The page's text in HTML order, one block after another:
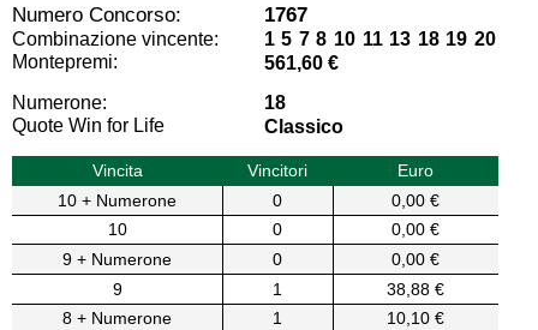
Numero Concorso: 1767
Combinazione vincente:
1 5 7 8 10 11 13 18 19 20
Montepremi:
561,60 €
Numerone:
18
Quote Win for Life
Classico
Vincita Vincitori
Euro
10 + Numerone
0
0,00 €
10
0
0,00 €
9 + Numerone
0
0,00 €
9
1
38,88 €
8 + Numerone
1
10,10 €